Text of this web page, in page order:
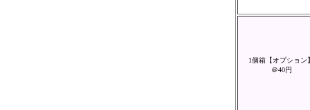
1個箱【オプション】
＠40円